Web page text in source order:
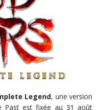
Legend, une version
Past est fixée au 31 août